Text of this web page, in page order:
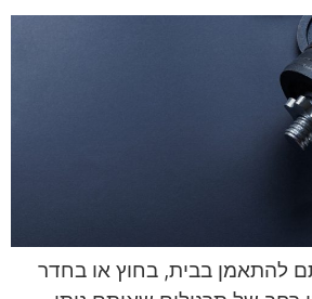
להתאמן בבית, בחוץ או בחדר